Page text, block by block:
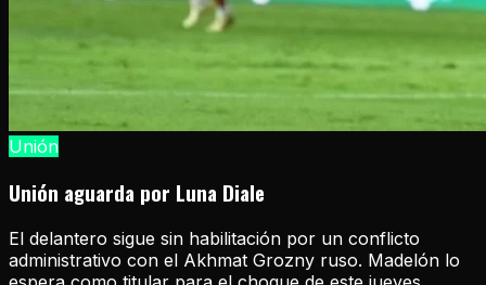
Unión
Unión aguarda por Luna Diale
El delantero sigue sin habilitación por un conflicto
administrativo con el Akhmat Grozny ruso. Madelón lo